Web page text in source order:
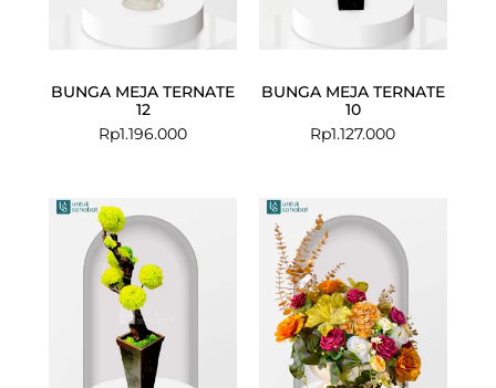
BUNGA MEJA TERNATE
12
Rp1.196.000
BUNGA MEJA TERNATE
10
Rp1.127.000